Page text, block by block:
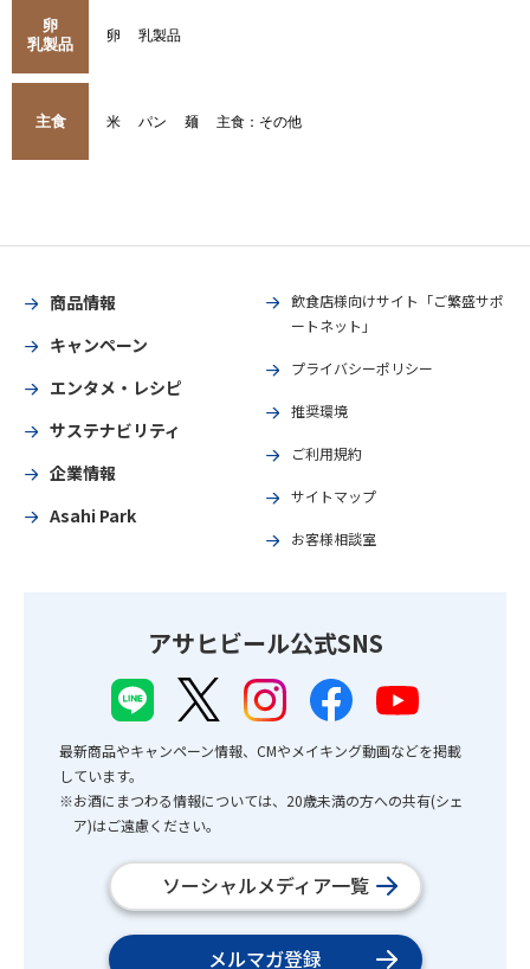
卵
乳製品
卵 乳製品
主食 米 パン 麺 主食：その他
商品情報
キャンペーン
エンタメ・レシピ
サステナビリティ
企業情報
Asahi Park
飲食店様向けサイト「ご繁盛サポ
ートネット」
プライバシーポリシー
推奨環境
ご利用規約
サイトマップ
お客様相談室
アサヒビール公式SNS
最新商品やキャンペーン情報、CMやメイキング動画などを掲載
しています。
※お酒にまつわる情報については、20歳未満の方への共有(シェ
ア)はご遠慮ください。
ソーシャルメディア一覧
メルマガ登録